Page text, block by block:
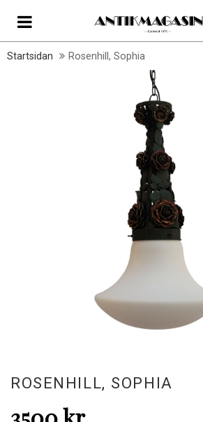
Startsidan Rosenhill, Sophia
ROSENHILL, SOPHIA